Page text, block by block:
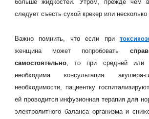
больше жидкостей. Утром, прежде чем
следует съесть сухой крекер или
Важно помнить, что если при
женщина может попробовать
самостоятельно , то при средней или
необходима консультация акушера-
необходимости, пациентку
ей проводится инфузионная терапия для
электролитного баланса организма и